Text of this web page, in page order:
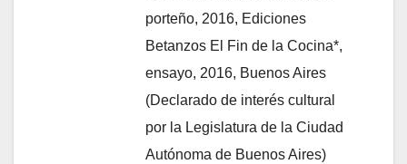
porteño, 2016, Ediciones
Betanzos El Fin de la Cocina*,
ensayo, 2016, Buenos Aires
(Declarado de interés cultural
por la Legislatura de la Ciudad
Autónoma de Buenos Aires)